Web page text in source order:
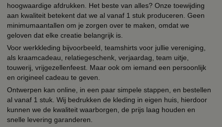
hoogwaardige afdrukken. Het beste van alles? Onze toewijding
aan kwaliteit betekent dat we al vanaf 1 stuk produceren. Geen
minimumaantallen om je zorgen over te maken, omdat we
geloven dat elke creatie belangrijk is.
Voor werkkleding bijvoorbeeld, teamshirts voor jullie vereniging,
als kraamcadeau, relatiegeschenk, verjaardag, team uitje,
touwerij, vrijgezellenfeest. Maar ook om iemand een persoonlijk
en origineel cadeau te geven.
Ontwerpen kan online, in een paar simpele stappen, en bestellen
al vanaf 1 stuk. Wij bedrukken de kleding in eigen huis, hierdoor
kunnen we de kwaliteit waarborgen, de prijs laag houden en
snelle levering garanderen.